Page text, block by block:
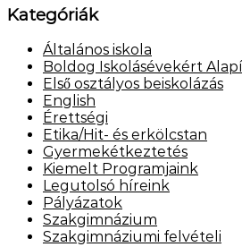
Kategóriák
Általános iskola
Boldog Iskolásévekért
Első osztályos beiskolázás
English
Érettségi
Etika/Hit- és erkölcstan
Gyermekétkeztetés
Kiemelt Programjaink
Legutolsó híreink
Pályázatok
Szakgimnázium
Szakgimnáziumi felvételi